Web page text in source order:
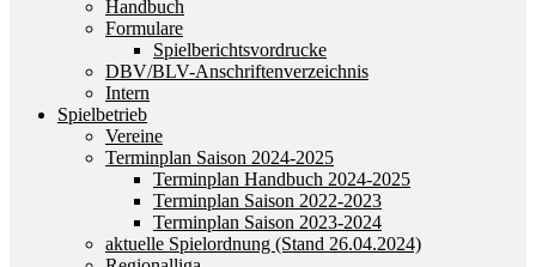
Handbuch
Formulare
Spielberichtsvordrucke
DBV/BLV-Anschriftenverzeichnis
Intern
Spielbetrieb
Vereine
Terminplan Saison 2024-2025
Terminplan Handbuch 2024-2025
Terminplan Saison 2022-2023
Terminplan Saison 2023-2024
aktuelle Spielordnung (Stand 26.04.2024)